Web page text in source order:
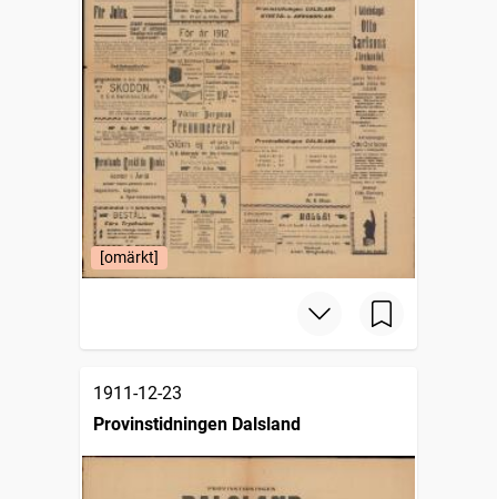
[omärkt]
1911-12-23
Provinstidningen Dalsland